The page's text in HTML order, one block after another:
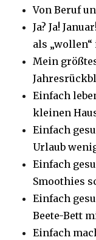
Von Beruf
Ja? Ja!
als „wollen“
Mein
Einfach
kleinen
Einfach
Urlaub
Einfach
Smoothies
Einfach
Beete-Bett
Einfach